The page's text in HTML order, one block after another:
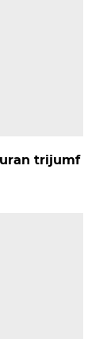
trijumf